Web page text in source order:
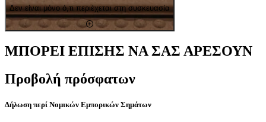
Δεν είναι μόνο ό,τι περιέχεται στη συσκευασία
ΜΠΟΡΕΙ ΕΠΙΣΗΣ ΝΑ ΣΑΣ ΑΡΕΣΟΥΝ
Προβολή πρόσφατων
Δήλωση περί Νομικών Εμπορικών Σημάτων